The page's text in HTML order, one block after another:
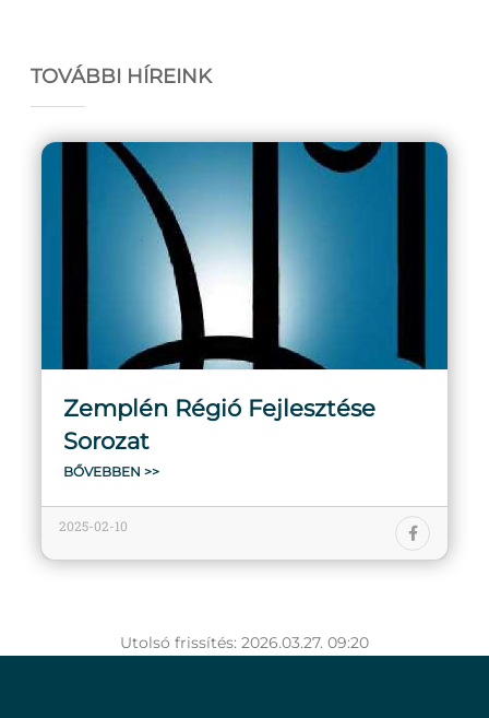
TOVÁBBI HÍREINK
Zemplén Régió Fejlesztése
Sorozat
BŐVEBBEN >>
2025-02-10
Utolsó frissítés: 2026.03.27. 09:20